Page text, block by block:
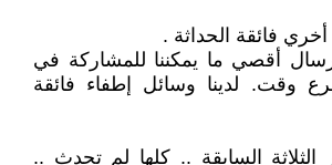
فائقة الحداثة .
أقصي ما يمكننا للمشاركة في
وقت. لدينا وسائل إطفاء فائقة
الثلاثة السابقة .. كلها لم تحدث ..